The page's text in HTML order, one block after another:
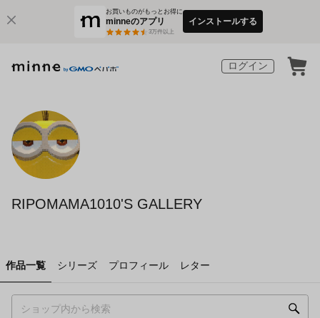
お買いものがもっとお得に
minneのアプリ
3万件以上
インストールする
ログイン
RIPOMAMA1010'S GALLERY
作品一覧 シリーズ プロフィール レター